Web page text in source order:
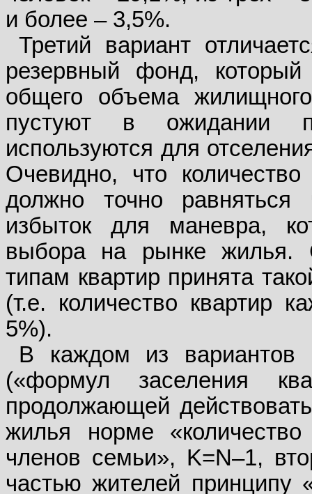
и более – 3,5%.
Третий вариант
резервный фонд,
общего объема
пустуют в ожидании
используются для
Очевидно, что
должно точно
избыток для маневра,
выбора на рынке жилья.
типам квартир принята
(т.е. количество квартир
5%).
В каждом из вариантов
(«формул заселения
продолжающей
жилья норме
членов семьи», K=N–1,
частью жителей принципу